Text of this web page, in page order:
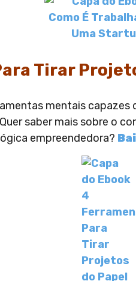
Tirar
mentais
saber mais sobre o
empreendedora?